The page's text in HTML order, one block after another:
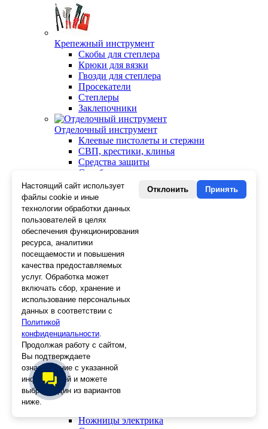
Крепежный инструмент
Скобы для степлера
Крюки для вязки
Гвозди для степлера
Просекатели
Степлеры
Заклепочники
Отделочный инструмент
Клеевые пистолеты и стержни
СВП, крестики, клинья
Средства защиты
Скребки
Ножи
Лезвия
Лента малярная, скотч
Стеклорезы
Плиткорезы
Пистолеты для герметика и пены
Шила
Стеклоткань, серпянка
Ещё 2
Слесарный инструмент
Болторезы
Длинногубцы
Тонкогубцы, утконосы
Бокорезы
Кувалды
Молотки
Головки
Зенкера, бородки, кернеры
Ножницы электрика
Настоящий сайт использует
файлы cookie и иные
технологии обработки данных
пользователей в целях
обеспечения функционирования
ресурса, аналитики
посещаемости и повышения
качества предоставляемых
услуг. Обработка может
включать сбор, хранение и
использование персональных
данных в соответствии с
Политикой
конфиденциальности.
Продолжая работу с сайтом,
Вы подтверждаете
ознакомление с указанной
информацией и можете
выбрать один из вариантов
ниже.
Отклонить Принять